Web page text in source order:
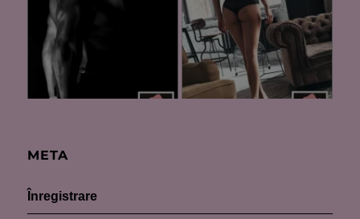
META
Înregistrare